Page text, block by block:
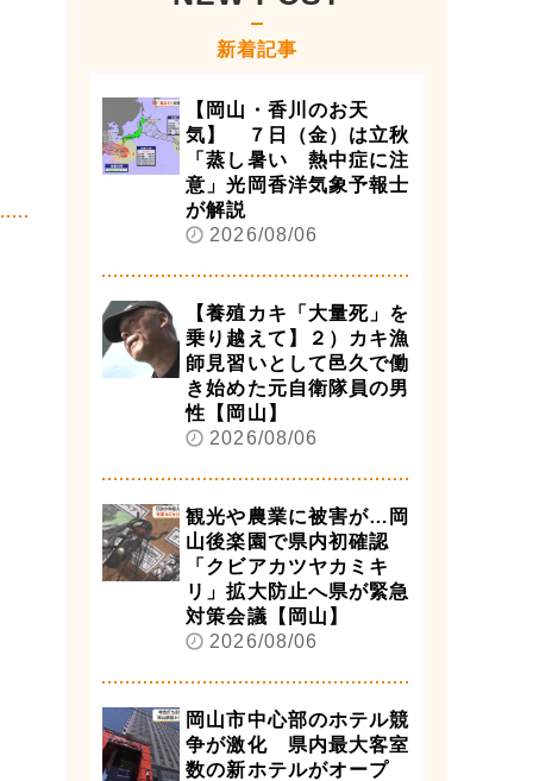
新着記事
【岡山・香川のお天
気】 ７日（金）は立秋
「蒸し暑い 熱中症に注
意」光岡香洋気象予報士
が解説
2026/08/06
【養殖カキ「大量死」を
乗り越えて】２）カキ漁
師見習いとして邑久で働
き始めた元自衛隊員の男
性【岡山】
2026/08/06
観光や農業に被害が…岡
山後楽園で県内初確認
「クビアカツヤカミキ
リ」拡大防止へ県が緊急
対策会議【岡山】
2026/08/06
岡山市中心部のホテル競
争が激化 県内最大客室
数の新ホテルがオープ